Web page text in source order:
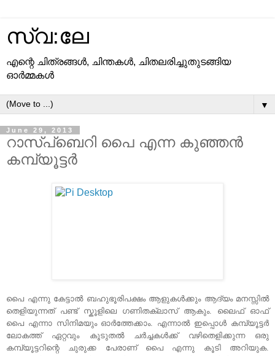
സ്വ:ലേ
എന്റെ ചിത്രങ്ങള്‍, ചിന്തകള്‍, ചിതലരിച്ചുതുടങ്ങിയ
ഓര്‍മ്മകള്‍
▼
June 29, 2013
റാസ്പ്ബെറി പൈ എന്ന കുഞ്ഞന്‍
കമ്പ്യൂട്ടര്‍
പൈ എന്നു കേട്ടാല്‍ ബഹുഭൂരിപക്ഷം ആളുകള്‍ക്കും ആദ്യം മനസ്സില്‍
തെളിയുന്നത് പണ്ട് സ്കൂളിലെ ഗണിതക്ലാസ് ആകും. ലൈഫ്‌ ഓഫ്
പൈ എന്നാ സിനിമയും ഓര്‍ത്തേക്കാം. എന്നാല്‍ ഇപ്പൊള്‍ കമ്പ്യൂട്ടര്‍
ലോകത്ത്‌ ഏറ്റവും കൂടുതല്‍ ചര്‍ച്ചകള്‍ക്ക് വഴിതെളിക്കുന്ന ഒരു
കമ്പ്യൂട്ടറിന്റെ ചുരുക്ക പേരാണ് പൈ എന്നു കൂടി അറിയുക.